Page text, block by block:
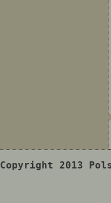
Copyright 2013